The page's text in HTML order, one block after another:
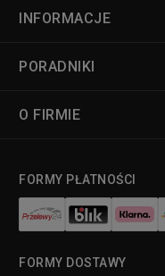
INFORMACJE
PORADNIKI
O FIRMIE
FORMY PŁATNOŚCI
FORMY DOSTAWY